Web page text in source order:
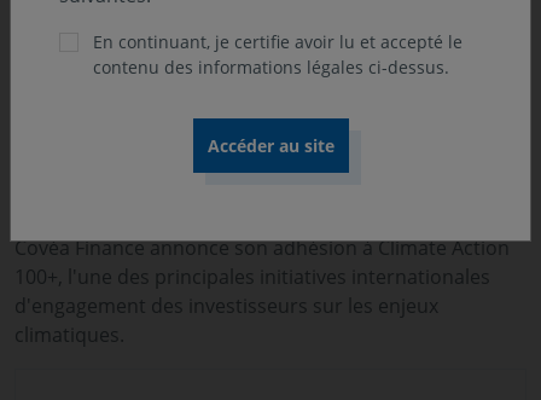
Covéa Finance accélère son engagement
climat en rejoignant l’initiative
Covéa Finance annonce son adhésion à Climate Action
100+, l'une des principales initiatives internationales
d'engagement des investisseurs sur les enjeux
climatiques.
En continuant, je certifie avoir lu et accepté le
contenu des informations légales ci-dessus.